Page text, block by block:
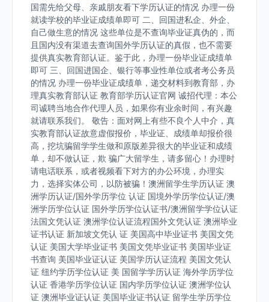
国需先给父母、亲戚朋友看下学历认证的情况 办理一份
就读学校的毕业证成绩单即可 二、回国进私企、外企、
自己做生意的情况 这些单位是不查询毕业证真伪的，而
且国内没有渠道去查询国外学历认证的真假，也不需要
提供真实教育部认证。鉴于此，办理一份毕业证成绩单
即可 三、回国进国企、银行等事业性单位或者考公务员
的情况 办理一份毕业证成绩单，递交材料到教育部，办
理真实教育部认证 教育部学历认证官网 诚招代理：本公
司诚聘当地合作代理人员，如果你有业余时间，有兴趣
就请联系我们。 敬告：面对网上有些不良个人中介，真
实教育部认证故意虚假报价，毕业证、成绩单却报价很
高，挖坑骗留学学生做和原版差异很大的毕业证和成绩
单，却不做认证，欺 骗广大留学生，请多留心！办理时
请电话联系，或者视频看下对方的办公环境，办理实
力，选择实体公司，以防被骗！澳洲留学生学历认证 澳
洲学历认证/国外学历学位 认证 国境外学历学位认证/澳
洲学历学位认证 国外学历学位认证书/澳洲留学学位认证
法国文凭认证 澳洲学位认证流程国外文凭认证 澳洲毕业
证书认证 新加坡文凭认 证 美国高中毕业证书 美国文凭
认证 美国大学毕业证书 美国文凭毕业证书 美国毕业证
书查询 美国毕业证认证 美国学历认证流程 美国文凭认
证 纽约学历学位认证 美 国留学学历认证 海外学历学位
认证 香港学历学位认证 国内学历学位认证 澳洲学位认
证 澳洲毕业证认证 美国毕业证书认证 留学生学历学位